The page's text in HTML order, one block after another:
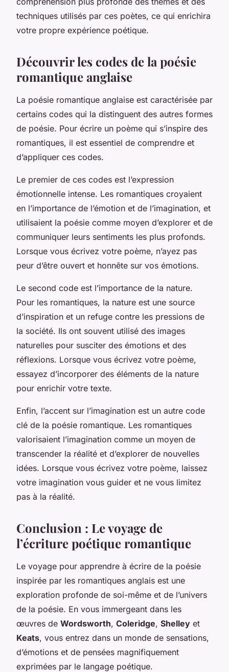
techniques utilisés par ces poètes, ce qui enrichira
votre propre expérience poétique.
Découvrir les codes de la poésie
romantique anglaise
La poésie romantique anglaise est caractérisée par
certains codes qui la distinguent des autres formes
de poésie. Pour écrire un poème qui s’inspire des
romantiques, il est essentiel de comprendre et
d’appliquer ces codes.
Le premier de ces codes est l’expression
émotionnelle intense. Les romantiques croyaient
en l’importance de l’émotion et de l’imagination, et
utilisaient la poésie comme moyen d’explorer et de
communiquer leurs sentiments les plus profonds.
Lorsque vous écrivez votre poème, n’ayez pas
peur d’être ouvert et honnête sur vos émotions.
Le second code est l’importance de la nature.
Pour les romantiques, la nature est une source
d’inspiration et un refuge contre les pressions de
la société. Ils ont souvent utilisé des images
naturelles pour susciter des émotions et des
réflexions. Lorsque vous écrivez votre poème,
essayez d’incorporer des éléments de la nature
pour enrichir votre texte.
Enfin, l’accent sur l’imagination est un autre code
clé de la poésie romantique. Les romantiques
valorisaient l’imagination comme un moyen de
transcender la réalité et d’explorer de nouvelles
idées. Lorsque vous écrivez votre poème, laissez
votre imagination vous guider et ne vous limitez
pas à la réalité.
Conclusion : Le voyage de
l’écriture poétique romantique
Le voyage pour apprendre à écrire de la poésie
inspirée par les romantiques anglais est une
exploration profonde de soi-même et de l’univers
de la poésie. En vous immergeant dans les
œuvres de Wordsworth, Coleridge, Shelley et
Keats, vous entrez dans un monde de sensations,
d’émotions et de pensées magnifiquement
exprimées par le langage poétique.